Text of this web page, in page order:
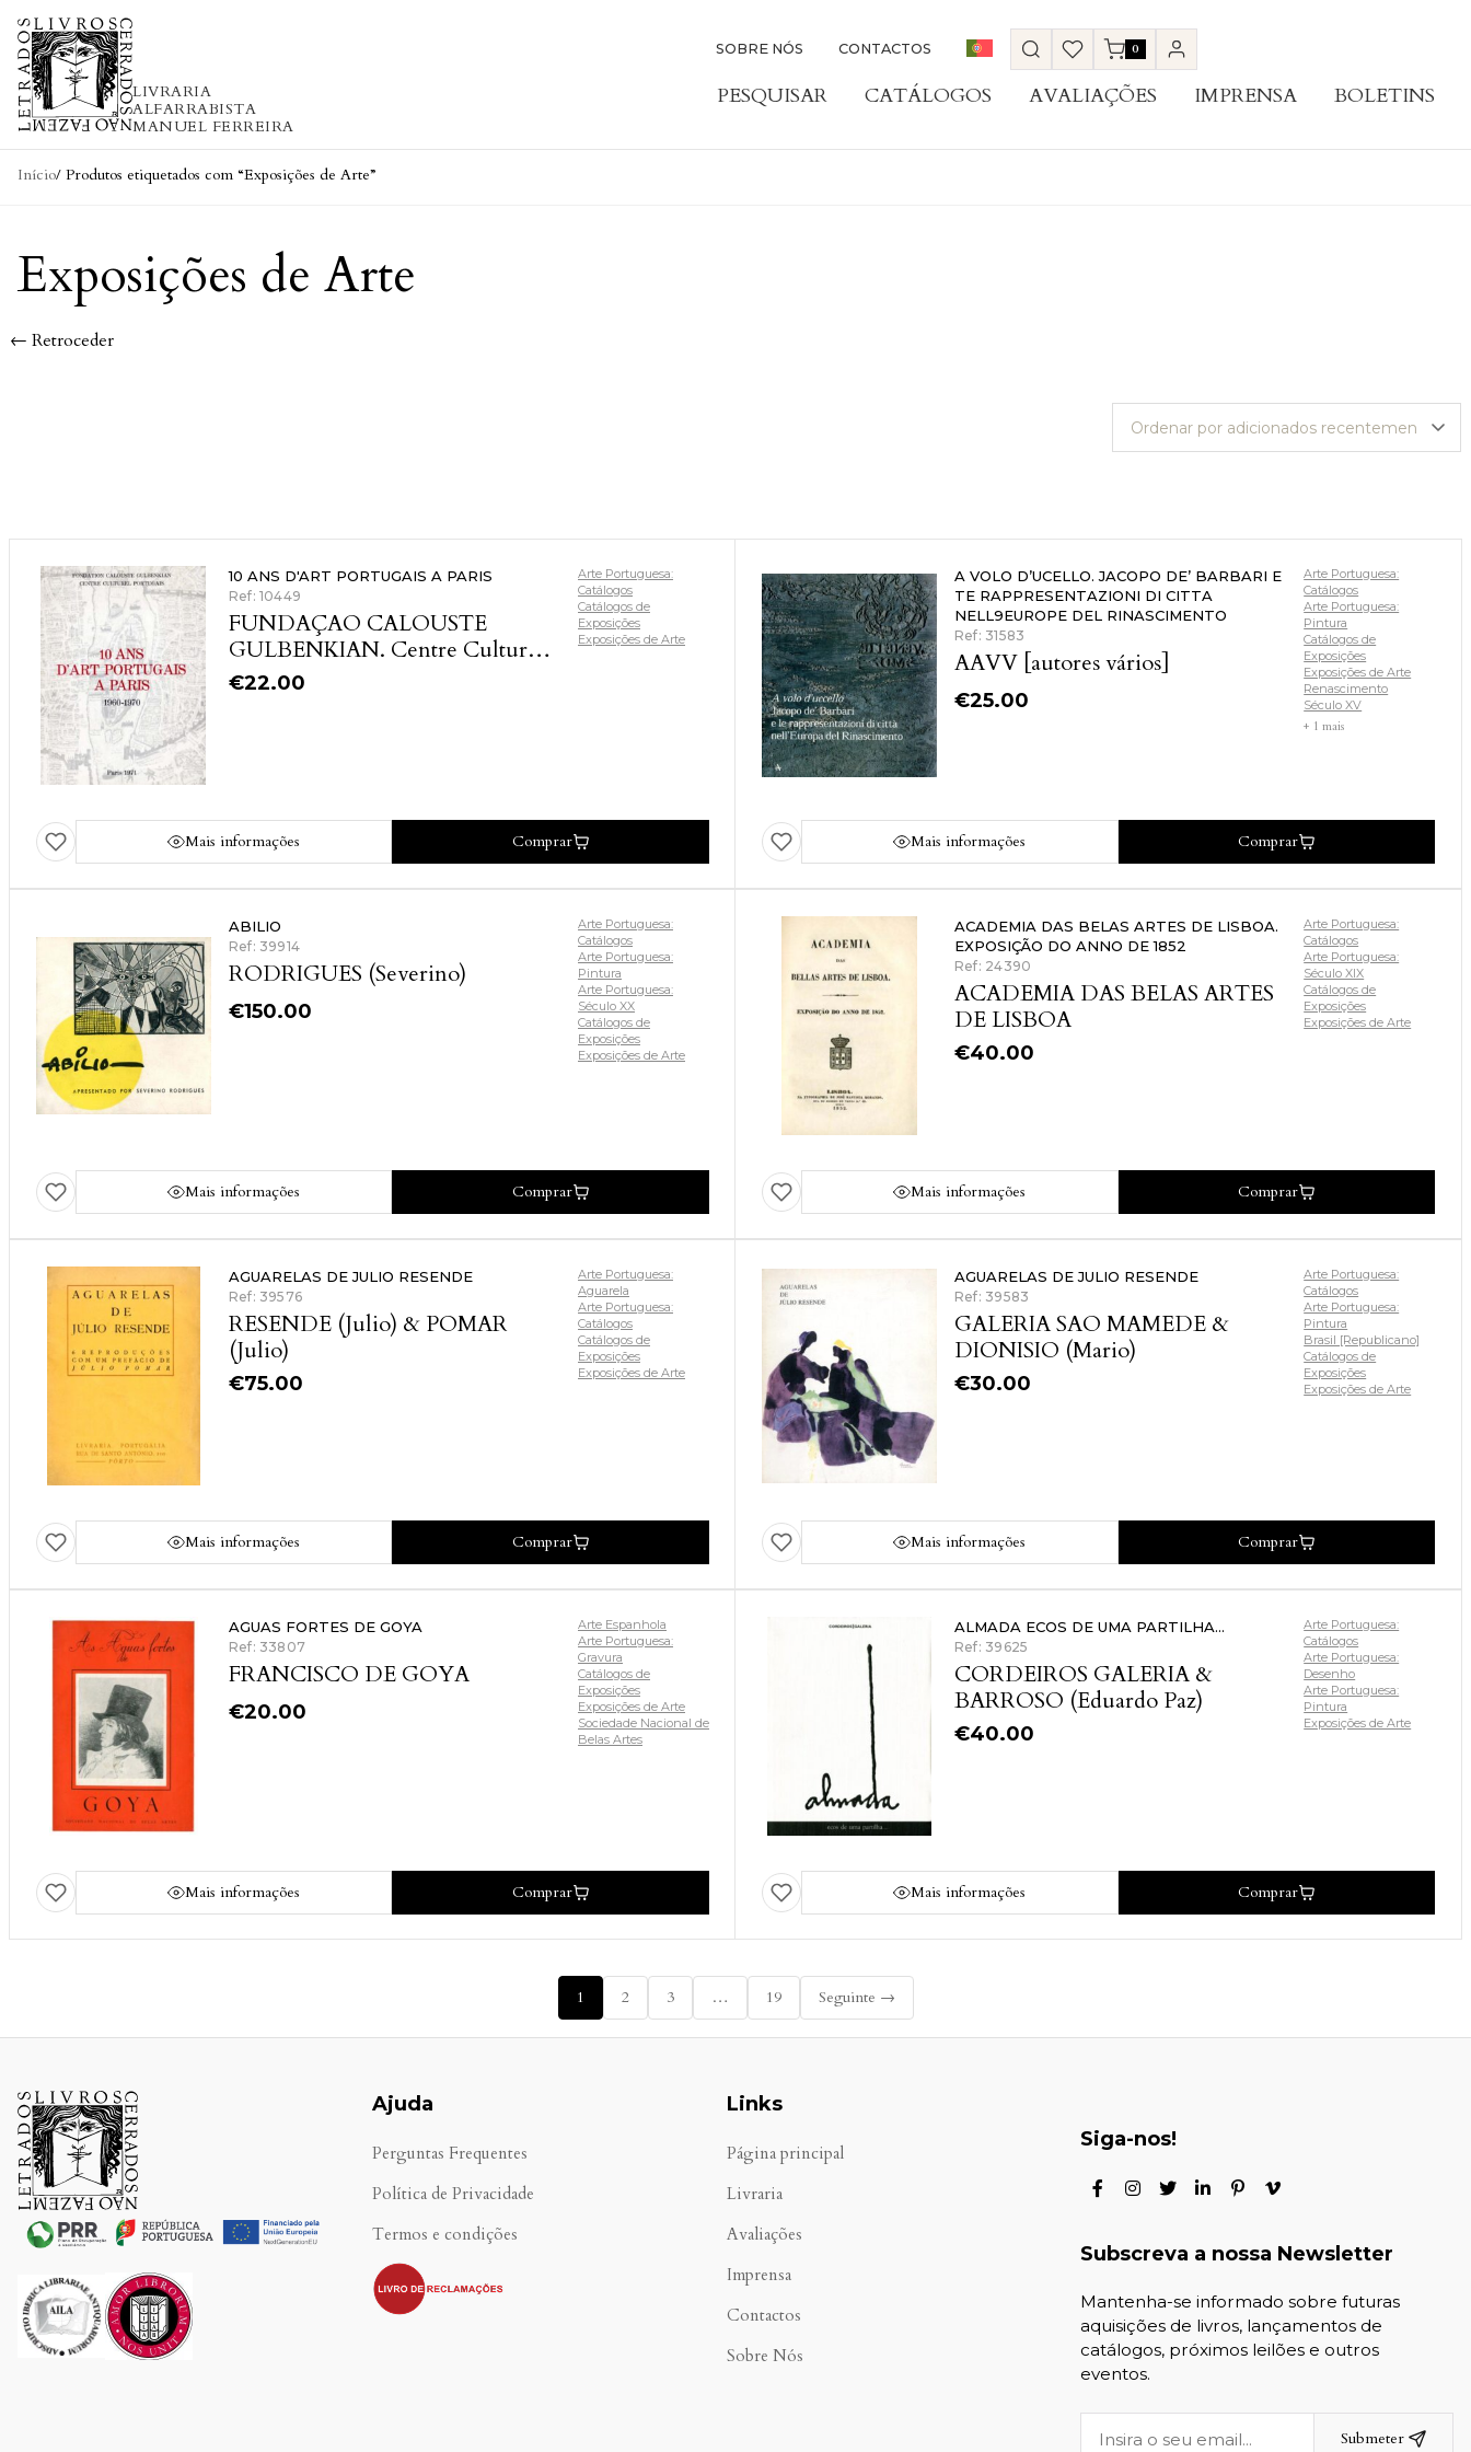
Skip to content
LIVRARIA
ALFARRABISTA
MANUEL FERREIRA
SOBRE NÓS CONTACTOS 0
PESQUISAR CATÁLOGOS AVALIAÇÕES IMPRENSA BOLETINS
Início/ Produtos etiquetados com “Exposições de Arte”
Exposições de Arte
← Retroceder
10 ANS D'ART PORTUGAIS A PARIS
Ref: 10449
FUNDAÇAO CALOUSTE
GULBENKIAN. Centre Culturel
Portugais
€22.00
Arte Portuguesa:
Catálogos
Catálogos de
Exposições
Exposições de Arte
Mais informações Comprar
A VOLO D’UCELLO. JACOPO DE’ BARBARI E
TE RAPPRESENTAZIONI DI CITTA
NELL9EUROPE DEL RINASCIMENTO
Ref: 31583
AAVV [autores vários]
€25.00
Arte Portuguesa:
Catálogos
Arte Portuguesa:
Pintura
Catálogos de
Exposições
Exposições de Arte
Renascimento
Século XV
+ 1 mais
Mais informações Comprar
ABILIO
Ref: 39914
RODRIGUES (Severino)
€150.00
Arte Portuguesa:
Catálogos
Arte Portuguesa:
Pintura
Arte Portuguesa:
Século XX
Catálogos de
Exposições
Exposições de Arte
Mais informações Comprar
ACADEMIA DAS BELAS ARTES DE LISBOA.
EXPOSIÇÃO DO ANNO DE 1852
Ref: 24390
ACADEMIA DAS BELAS ARTES
DE LISBOA
€40.00
Arte Portuguesa:
Catálogos
Arte Portuguesa:
Século XIX
Catálogos de
Exposições
Exposições de Arte
Mais informações Comprar
AGUARELAS DE JULIO RESENDE
Ref: 39576
RESENDE (Julio) & POMAR
(Julio)
€75.00
Arte Portuguesa:
Aguarela
Arte Portuguesa:
Catálogos
Catálogos de
Exposições
Exposições de Arte
Mais informações Comprar
AGUARELAS DE JULIO RESENDE
Ref: 39583
GALERIA SAO MAMEDE &
DIONISIO (Mario)
€30.00
Arte Portuguesa:
Catálogos
Arte Portuguesa:
Pintura
Brasil [Republicano]
Catálogos de
Exposições
Exposições de Arte
Mais informações Comprar
AGUAS FORTES DE GOYA
Ref: 33807
FRANCISCO DE GOYA
€20.00
Arte Espanhola
Arte Portuguesa:
Gravura
Catálogos de
Exposições
Exposições de Arte
Sociedade Nacional de
Belas Artes
Mais informações Comprar
ALMADA ECOS DE UMA PARTILHA...
Ref: 39625
CORDEIROS GALERIA &
BARROSO (Eduardo Paz)
€40.00
Arte Portuguesa:
Catálogos
Arte Portuguesa:
Desenho
Arte Portuguesa:
Pintura
Exposições de Arte
Mais informações Comprar
1 2 3 … 19 Seguinte →
Ajuda
Perguntas Frequentes
Política de Privacidade
Termos e condições
.
Links
Página principal
Livraria
Avaliações
Imprensa
Contactos
Sobre Nós
Siga-nos!
Subscreva a nossa Newsletter
Mantenha-se informado sobre futuras
aquisições de livros, lançamentos de
catálogos, próximos leilões e outros
eventos.
Submeter